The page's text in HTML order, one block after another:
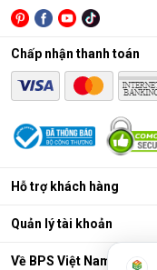
Hỗ trợ khách hàng
Quản lý tài khoản
Về BPS Việt Nam
Chấp nhận thanh toán